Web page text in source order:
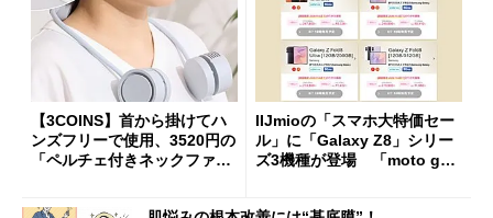
【3COINS】首から掛けてハ
ンズフリーで使用、3520円の
「ペルチェ付きネックファ
IIJmioの「スマホ大特価セー
ル」に「Galaxy Z8」シリー
ズ3機種が登場 「moto g37